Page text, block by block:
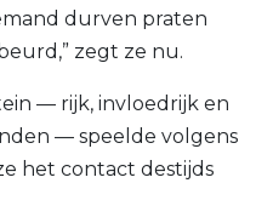
durven praten
zegt ze nu.
— rijk, invloedrijk en
— speelde volgens
het contact destijds